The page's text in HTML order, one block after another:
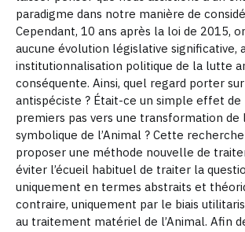
paradigme dans notre manière de
Cependant, 10 ans après la loi de 2015,
aucune évolution législative significative,
institutionnalisation politique de la lutte
conséquente. Ainsi, quel regard porter
antispéciste ? Était-ce un simple effet de
premiers pas vers une transformation de
symbolique de l’Animal ? Cette
proposer une méthode nouvelle de
éviter l’écueil habituel de traiter la
uniquement en termes abstraits et
contraire, uniquement par le biais
au traitement matériel de l’Animal. Afin